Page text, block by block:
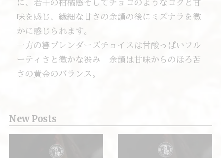
に、若干の柑橘感そしてチョコのようなコクと甘
味を感じ、繊細な甘さの余韻の後にミズナラを微
かに感じられます。
一方の響ブレンダーズチョイスは甘酸っぱいフル
ーティさと微かな渋み 余韻は甘味からのほろ苦
さの黄金のバランス。
New Posts